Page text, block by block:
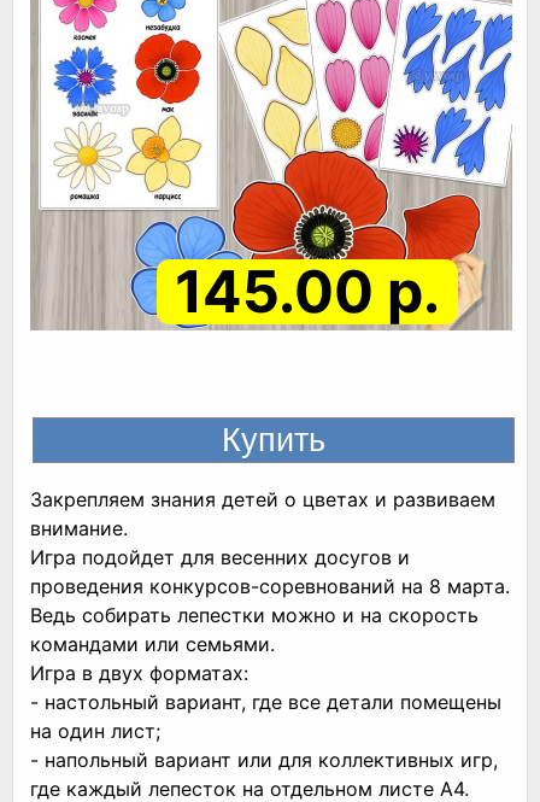
145.00 р.
Закрепляем знания детей о цветах и развиваем
внимание.
Игра подойдет для весенних досугов и
проведения конкурсов-соревнований на 8 марта.
Ведь собирать лепестки можно и на скорость
командами или семьями.
Игра в двух форматах:
- настольный вариант, где все детали помещены
на один лист;
- напольный вариант или для коллективных игр,
где каждый лепесток на отдельном листе А4.